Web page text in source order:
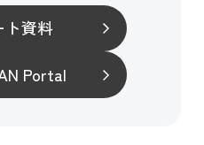
ト資料
Portal